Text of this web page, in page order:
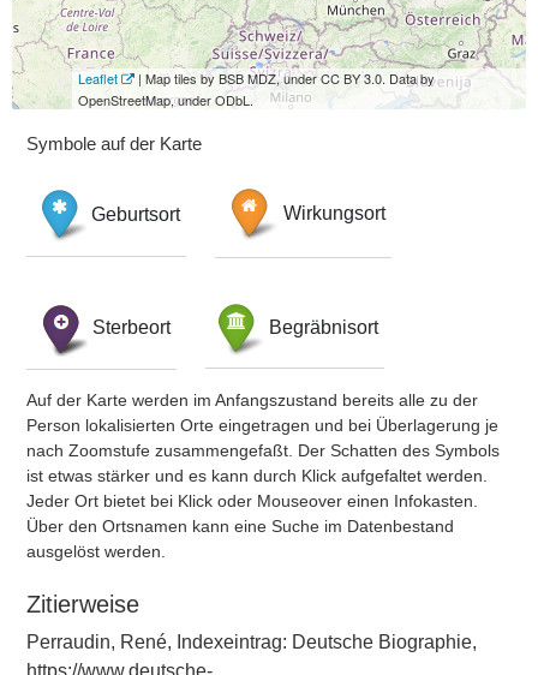
Leaflet
| Map tiles by BSB MDZ, under CC BY 3.0. Data by
OpenStreetMap, under ODbL.
Symbole auf der Karte
Geburtsort Wirkungsort
Sterbeort Begräbnisort
Auf der Karte werden im Anfangszustand bereits alle zu der
Person lokalisierten Orte eingetragen und bei Überlagerung je
nach Zoomstufe zusammengefaßt. Der Schatten des Symbols
ist etwas stärker und es kann durch Klick aufgefaltet werden.
Jeder Ort bietet bei Klick oder Mouseover einen Infokasten.
Über den Ortsnamen kann eine Suche im Datenbestand
ausgelöst werden.
Zitierweise
Perraudin, René, Indexeintrag: Deutsche Biographie,
https://www.deutsche-